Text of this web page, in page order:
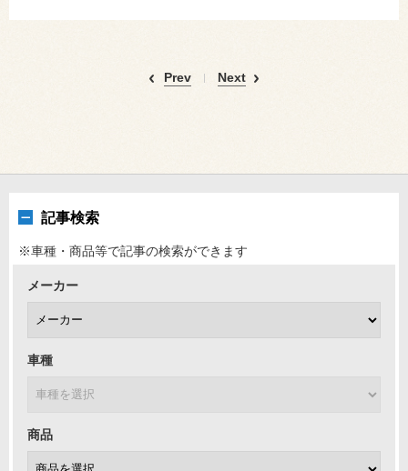
Prev Next
記事検索
※車種・商品等で記事の検索ができます
メーカー
車種
商品